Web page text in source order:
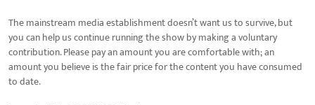
The mainstream media establishment doesn’t want us to survive, but
you can help us continue running the show by making a voluntary
contribution. Please pay an amount you are comfortable with; an
amount you believe is the fair price for the content you have consumed
to date.